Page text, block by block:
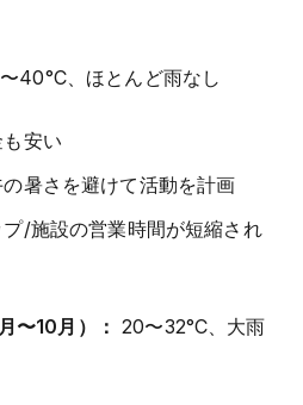
40°C、ほとんど雨なし
安い
暑さを避けて活動を計画
/施設の営業時間が短縮され
〜10月）： 20〜32°C、大雨